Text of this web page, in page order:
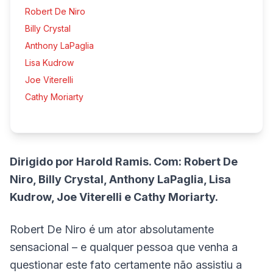
Robert De Niro
Billy Crystal
Anthony LaPaglia
Lisa Kudrow
Joe Viterelli
Cathy Moriarty
Dirigido por Harold Ramis. Com: Robert De
Niro, Billy Crystal, Anthony LaPaglia, Lisa
Kudrow, Joe Viterelli e Cathy Moriarty.
Robert De Niro é um ator absolutamente
sensacional – e qualquer pessoa que venha a
questionar este fato certamente não assistiu a